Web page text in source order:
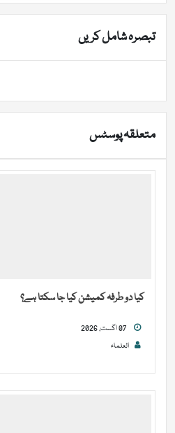
تبصرہ شامل کریں
متعلقہ پوسٹس
کیا دو طرفہ کمیشن کیا جا سکتا ہے؟
العلماء